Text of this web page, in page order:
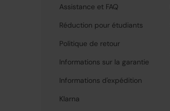
Assistance et FAQ
Réduction pour étudiants
Politique de retour
Informations sur la garantie
Informations d'expédition
Klarna